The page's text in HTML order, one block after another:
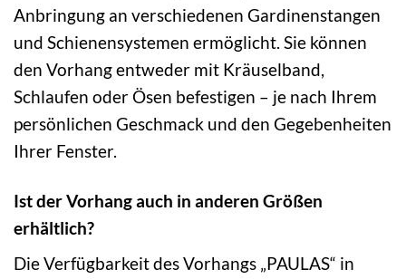
Anbringung an verschiedenen Gardinenstangen
und Schienensystemen ermöglicht. Sie können
den Vorhang entweder mit Kräuselband,
Schlaufen oder Ösen befestigen – je nach Ihrem
persönlichen Geschmack und den Gegebenheiten
Ihrer Fenster.
Ist der Vorhang auch in anderen Größen
erhältlich?
Die Verfügbarkeit des Vorhangs „PAULAS“ in